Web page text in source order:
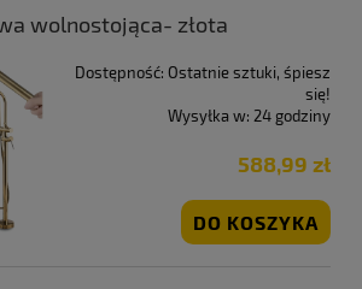
wolnostojąca- złota
Dostępność: Ostatnie sztuki, śpiesz
się!
Wysyłka w: 24 godziny
588,99 zł
DO KOSZYKA